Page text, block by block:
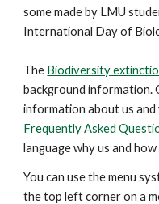
some made by LMU
International Day of
The Biodiversity
background information.
information about us
Frequently Asked
language why us and
You can use the menu
the top left corner on a